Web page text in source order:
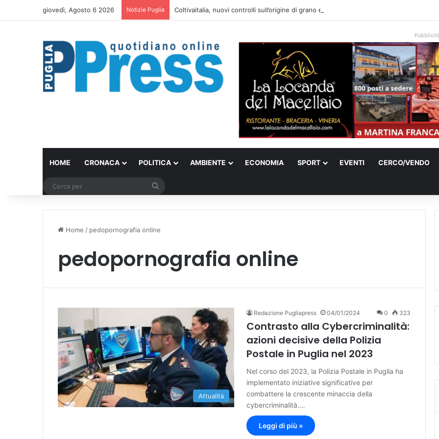
giovedì, Agosto 6 2026 Notizie Puglia Coltivaitalia, nuovi controlli sull’origine di grano e olio: Coldiretti Puglia esulta
HOME CRONACA POLITICA AMBIENTE ECONOMIA SPORT EVENTI CERCO/VENDO
Home / pedopornografia online
pedopornografia online
Attualità
Redazione Pugliapress 04/01/2024 0 323
Contrasto alla Cybercriminalità:
azioni decisive della Polizia
Postale in Puglia nel 2023
Nel corso del 2023, la Polizia Postale in Puglia ha
implementato iniziative significative per
combattere la crescente minaccia della
cybercriminalità.…
Leggi di più »